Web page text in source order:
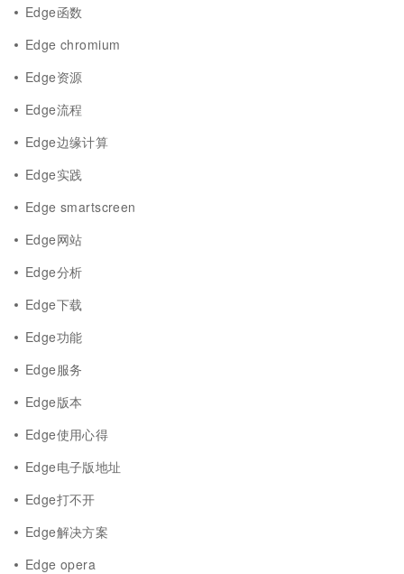
Edge函数
Edge chromium
Edge资源
Edge流程
Edge边缘计算
Edge实践
Edge smartscreen
Edge网站
Edge分析
Edge下载
Edge功能
Edge服务
Edge版本
Edge使用心得
Edge电子版地址
Edge打不开
Edge解决方案
Edge opera